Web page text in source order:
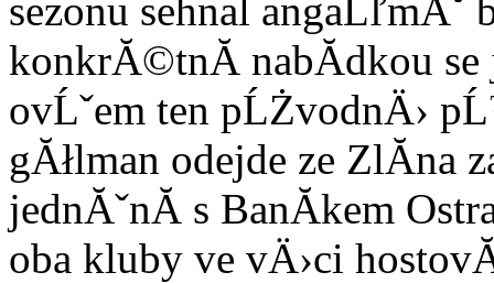
sezonu sehnal
konkrĂ©tnĂ­ nabĂ­dkou
ovĹˇem ten pĹŻvodnÄ›
gĂłlman odejde ze ZlĂ­na
jednĂˇnĂ­ s BanĂ­kem
oba kluby ve vÄ›ci